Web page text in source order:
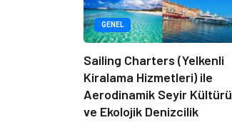
GENEL
Sailing Charters (Yelkenli
Kiralama Hizmetleri) ile
Aerodinamik Seyir Kültürü
ve Ekolojik Denizcilik